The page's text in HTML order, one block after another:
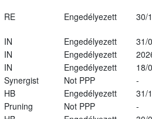
RE Engedélyezett 30/
IN Engedélyezett
31/
IN Engedélyezett
IN Engedélyezett
18/
Synergist Not PPP
-
HB Engedélyezett
31/
Pruning Not PPP
-